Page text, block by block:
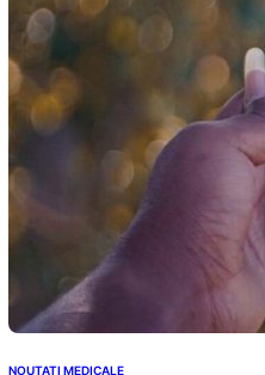
NOUTATI MEDICALE